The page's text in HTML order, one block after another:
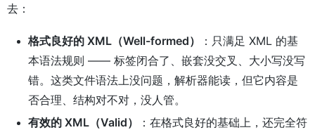
去：
格式良好的 XML（Well-formed）
：只满足 XML 的基
本语法规则 —— 标签闭合了、嵌套没交叉、大小写没写
错。这类文件语法上没问题，解析器能读，但它内容是
否合理、结构对不对，没人管。
有效的 XML（Valid）
：在格式良好的基础上，还完全符